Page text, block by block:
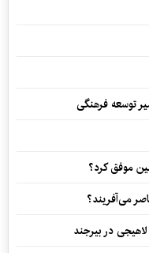
توسعه فرهنگی
موفق کرد؟
می‌آفریند؟
در بیرجند